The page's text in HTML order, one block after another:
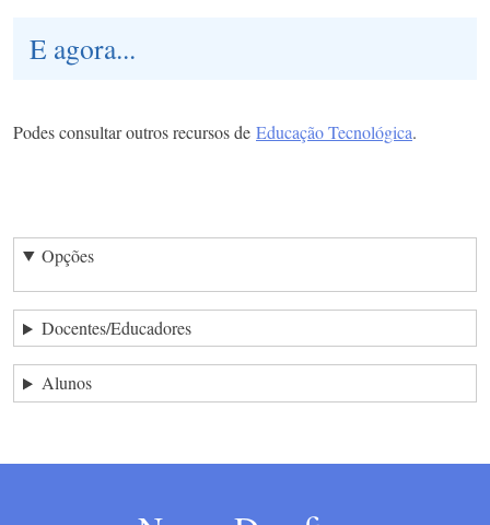
E agora...
Podes consultar outros recursos de Educação Tecnológica.
Opções
Docentes/Educadores
Alunos